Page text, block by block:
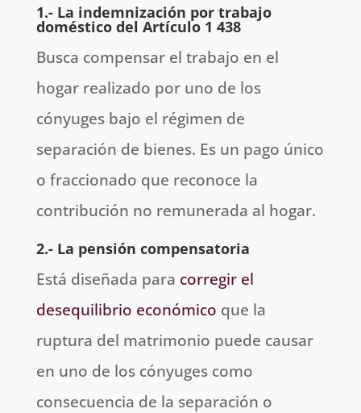
1.- La indemnización por trabajo
doméstico del Artículo 1 438
Busca compensar el trabajo en el
hogar realizado por uno de los
cónyuges bajo el régimen de
separación de bienes. Es un pago único
o fraccionado que reconoce la
contribución no remunerada al hogar.
2.- La pensión compensatoria
Está diseñada para corregir el
desequilibrio económico que la
ruptura del matrimonio puede causar
en uno de los cónyuges como
consecuencia de la separación o